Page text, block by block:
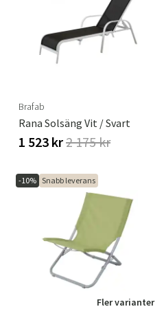
Brafab
Rana Solsäng Vit / Svart
1 523 kr2 175 kr
-10% Snabb leverans
Fler varianter